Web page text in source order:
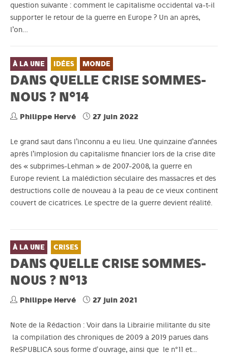
question suivante : comment le capitalisme occidental va-t-il
supporter le retour de la guerre en Europe ? Un an après,
l’on…
À LA UNE IDÉES MONDE
DANS QUELLE CRISE SOMMES-
NOUS ? N°14
Philippe Hervé 27 juin 2022
Le grand saut dans l’inconnu a eu lieu. Une quinzaine d’années
après l’implosion du capitalisme financier lors de la crise dite
des « subprimes-Lehman » de 2007-2008, la guerre en
Europe revient. La malédiction séculaire des massacres et des
destructions colle de nouveau à la peau de ce vieux continent
couvert de cicatrices. Le spectre de la guerre devient réalité.
À LA UNE CRISES
DANS QUELLE CRISE SOMMES-
NOUS ? N°13
Philippe Hervé 27 juin 2021
Note de la Rédaction : Voir dans la Librairie militante du site
la compilation des chroniques de 2009 à 2019 parues dans
ReSPUBLICA sous forme d'ouvrage, ainsi que le n°11 et…